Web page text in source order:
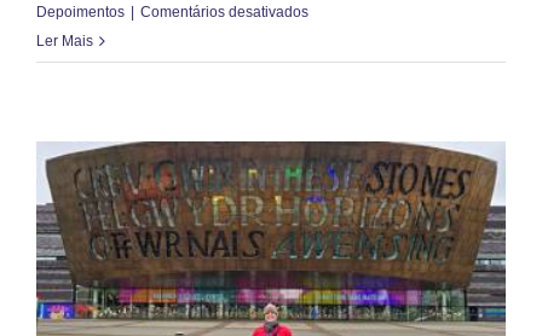
Depoimentos Comentários desativadosem
–
Patrocínio
(MG)
Ler Mais